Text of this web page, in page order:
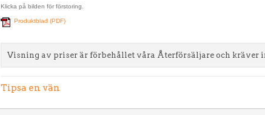
Klicka på bilden för förstoring.
Produktblad (PDF)
Visning av priser är förbehållet våra Återförsäljare och kräver
Tipsa en vän